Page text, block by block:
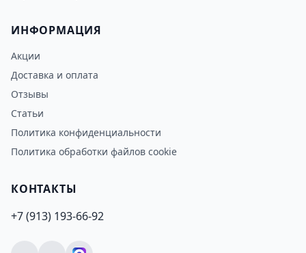
ИНФОРМАЦИЯ
Акции
Доставка и оплата
Отзывы
Статьи
Политика конфиденциальности
Политика обработки файлов cookie
КОНТАКТЫ
+7 (913) 193-66-92